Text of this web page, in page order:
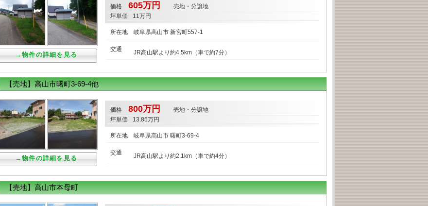
→物件の詳細を見る
価格 605万円
売地・分譲地
坪単価
11万円
所在地 岐阜県高山市 新宮町557-1
交通 JR高山駅より約4.5km（車で約7分）
【売地】高山市曙町3-69-4他
→物件の詳細を見る
価格 800万円
売地・分譲地
坪単価
13.85万円
所在地 岐阜県高山市 曙町3-69-4
交通 JR高山駅より約2.1km（車で約4分）
【売地】高山市本母町